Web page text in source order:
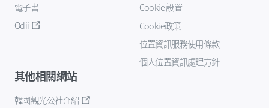
電子書
Odii
Cookie 設置
Cookie政策
位置資訊服務使用條款
個人位置資訊處理方針
其他相關網站
韓國觀光公社介紹